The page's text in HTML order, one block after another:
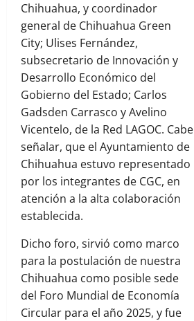
Chihuahua, y coordinador
general de Chihuahua Green
City; Ulises Fernández,
subsecretario de Innovación y
Desarrollo Económico del
Gobierno del Estado; Carlos
Gadsden Carrasco y Avelino
Vicentelo, de la Red LAGOC. Cabe
señalar, que el Ayuntamiento de
Chihuahua estuvo representado
por los integrantes de CGC, en
atención a la alta colaboración
establecida.
Dicho foro, sirvió como marco
para la postulación de nuestra
Chihuahua como posible sede
del Foro Mundial de Economía
Circular para el año 2025, y fue